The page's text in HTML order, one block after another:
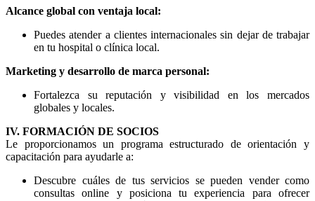
Alcance global con ventaja local:
Puedes atender a clientes internacionales sin dejar de trabajar
en tu hospital o clínica local.
Marketing y desarrollo de marca personal:
Fortalezca su reputación y visibilidad en los mercados
globales y locales.
IV. FORMACIÓN DE SOCIOS
Le proporcionamos un programa estructurado de orientación y
capacitación para ayudarle a:
Descubre cuáles de tus servicios se pueden vender como
consultas online y posiciona tu experiencia para ofrecer